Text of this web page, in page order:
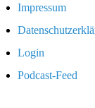
Impressum
Login
Podcast-Feed